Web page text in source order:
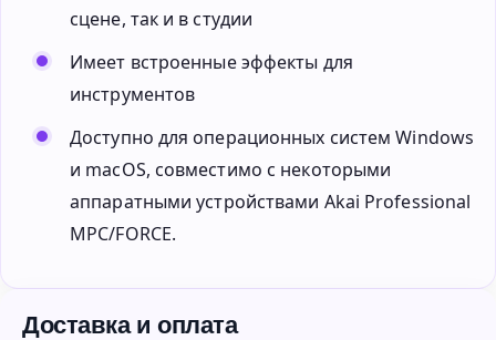
сцене, так и в студии
Имеет встроенные эффекты для
инструментов
Доступно для операционных систем Windows
и macOS, совместимо с некоторыми
аппаратными устройствами Akai Professional
MPC/FORCE.
Доставка и оплата